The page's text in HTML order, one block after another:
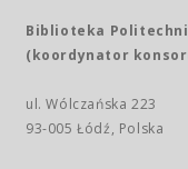
Biblioteka
(koordynator
ul. Wólczańska 223
93-005 Łódź, Polska